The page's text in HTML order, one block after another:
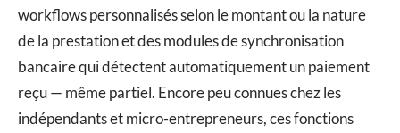
workflows personnalisés selon le montant ou la nature
de la prestation et des modules de synchronisation
bancaire qui détectent automatiquement un paiement
reçu — même partiel. Encore peu connues chez les
indépendants et micro-entrepreneurs, ces fonctions